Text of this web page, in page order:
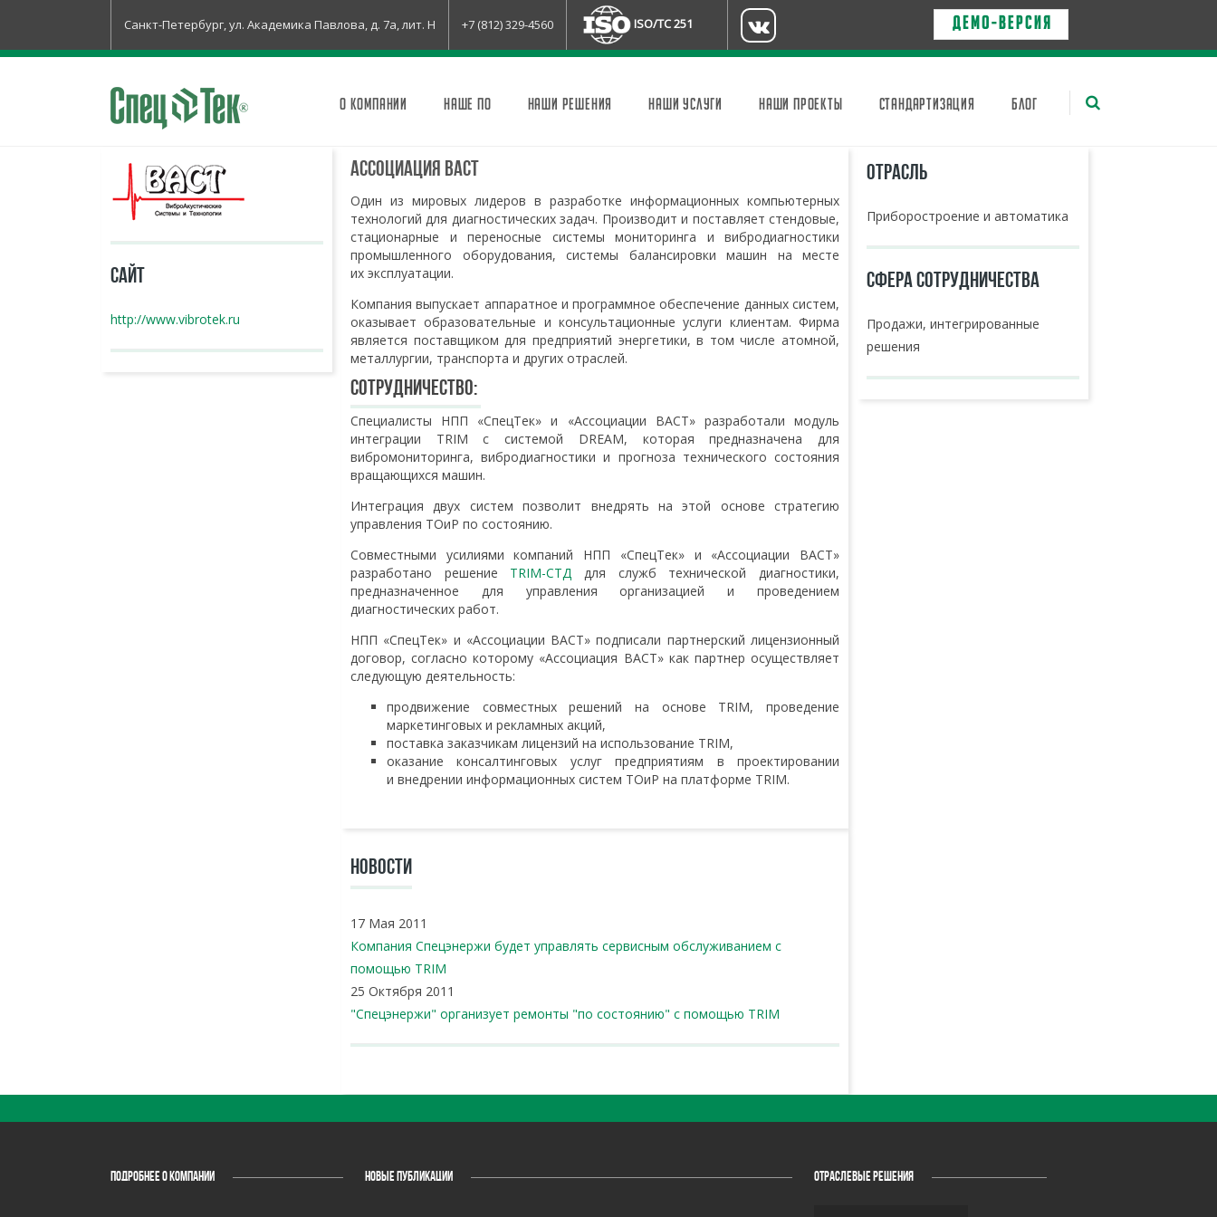
Санкт-Петербург, ул. Академика Павлова, д. 7а, лит. Н +7 (812) 329-4560 ISO/TC 251 Д Е М О - в е р с и я
О КОМПАНИИ НАШЕ ПО НАШИ РЕШЕНИЯ НАШИ УСЛУГИ НАШИ ПРОЕКТЫ СТАНДАРТИЗАЦИЯ БЛОГ
САЙТ
http://www.vibrotek.ru
Ассоциация ВАСТ
Один из мировых лидеров в разработке информационных компьютерных
технологий для диагностических задач. Производит и поставляет стендовые,
стационарные и переносные системы мониторинга и вибродиагностики
промышленного оборудования, системы балансировки машин на месте
их эксплуатации.
Компания выпускает аппаратное и программное обеспечение данных систем,
оказывает образовательные и консультационные услуги клиентам. Фирма
является поставщиком для предприятий энергетики, в том числе атомной,
металлургии, транспорта и других отраслей.
Сотрудничество:
Cпециалисты НПП «СпецТек» и «Ассоциации ВАСТ» разработали модуль
интеграции TRIM с системой DREAM, которая предназначена для
вибромониторинга, вибродиагностики и прогноза технического состояния
вращающихся машин.
Интеграция двух систем позволит внедрять на этой основе стратегию
управления ТОиР по состоянию.
Совместными усилиями компаний НПП «СпецТек» и «Ассоциации ВАСТ»
разработано решение TRIM-СТД для служб технической диагностики,
предназначенное для управления организацией и проведением
диагностических работ.
НПП «СпецТек» и «Ассоциации ВАСТ» подписали партнерский лицензионный
договор, согласно которому «Ассоциация ВАСТ» как партнер осуществляет
следующую деятельность:
продвижение совместных решений на основе TRIM, проведение
маркетинговых и рекламных акций,
поставка заказчикам лицензий на использование TRIM,
оказание консалтинговых услуг предприятиям в проектировании
и внедрении информационных систем ТОиР на платформе TRIM.
ОТРАСЛЬ
Приборостроение и автоматика
СФЕРА СОТРУДНИЧЕСТВА
Продажи, интегрированные
решения
НОВОСТИ
17 Мая 2011
Компания Спецэнержи будет управлять сервисным обслуживанием с
помощью TRIM
25 Октября 2011
"Спецэнержи" организует ремонты "по состоянию" с помощью TRIM
ПОДРОБНЕЕ О КОМПАНИИ НОВЫЕ ПУБЛИКАЦИИ ОТРАСЛЕВЫЕ РЕШЕНИЯ